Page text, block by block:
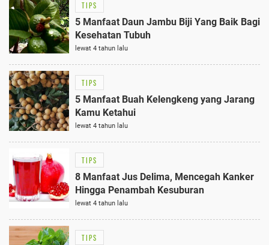
TIPS
5 Manfaat Daun Jambu Biji Yang Baik Bagi
Kesehatan Tubuh
lewat 4 tahun lalu
TIPS
5 Manfaat Buah Kelengkeng yang Jarang
Kamu Ketahui
lewat 4 tahun lalu
TIPS
8 Manfaat Jus Delima, Mencegah Kanker
Hingga Penambah Kesuburan
lewat 4 tahun lalu
TIPS